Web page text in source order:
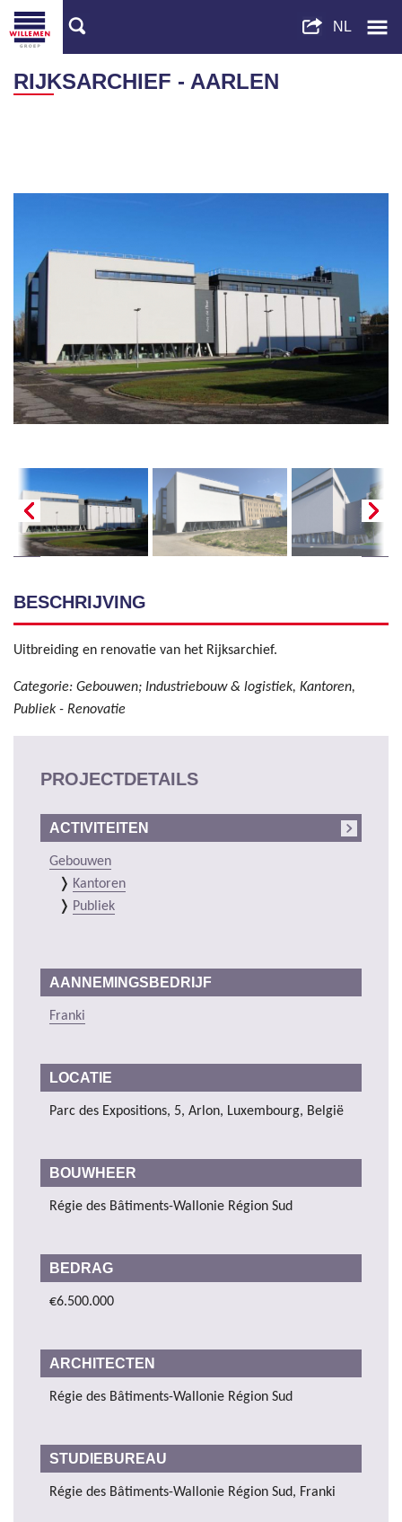
RIJKSARCHIEF - AARLEN
BESCHRIJVING
Uitbreiding en renovatie van het Rijksarchief.
Categorie: Gebouwen; Industriebouw & logistiek, Kantoren,
Publiek - Renovatie
PROJECTDETAILS
ACTIVITEITEN
Gebouwen
Kantoren
Publiek
AANNEMINGSBEDRIJF
Franki
LOCATIE
Parc des Expositions, 5, Arlon, Luxembourg, België
BOUWHEER
Régie des Bâtiments-Wallonie Région Sud
BEDRAG
€6.500.000
ARCHITECTEN
Régie des Bâtiments-Wallonie Région Sud
STUDIEBUREAU
Régie des Bâtiments-Wallonie Région Sud, Franki